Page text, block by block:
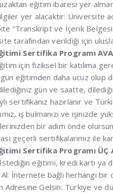
eğitim ibaresi yer
yer alacaktır: Üniversite
“Transkript ve İçerik
tarafından verildiği için
Sertifika Programı
için fiziksel bir katılıma
eğitimden daha ucuz olup
gün ve saatte,
sertifikanız hazırlanır ve
iş bulmanızı ve işinizde
bir adım önde
geçerli sertifikalarımız ile
Sertifika Programı ÜÇ
İstediğin eğitimi, kredi kartı
İnternete bağlı herhangi
Adresine Gelsin: Türkiye ve